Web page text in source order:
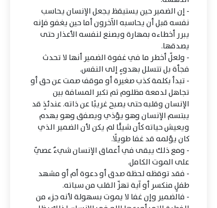
- إن الضمير حين يستيقظ يجعل الإنسان يحاسب
نفسه قبل أن يحاسبه الآخرون أما حين يغفو فإنه
يبرر أخطاءه بمهارة ويصنع لنفسه الأعذار حتى
يصدقها.
- ولعلّ أخطر ما في غفوة الضمير أنها لا تحدث
فجأة بل تتسلل بهدوءٍ إلى النفس.
- تبدأ بكلمة كذب صغيرة أو موقف صمت عن حق أو
تجاهل لدمعة مظلوم ثم تكبر المسافة بين
الإنسان وقلبه حتى يصبح غريبًا عن ذاته. عندئذٍ قد
يبتسم الإنسان وهو يؤذي ويصفق وهو يهدم
ويعيش حياته كأن شيئًا لم يكن لأن الضمير الذي
كان يؤلمه قد غفا طويلًا.
- ومع ذلك يبقى في أعماق الإنسان شيءٌ عصيّ
على الموت الكامل.
- فقد توقظه لحظة صدق أو دعوة أم أو مشهد
طفلٍ منكسر أو آية تهزّ القلب من سباته.
- فالضمير وإن غفا لا يموت بسهولة لأنه جزء من